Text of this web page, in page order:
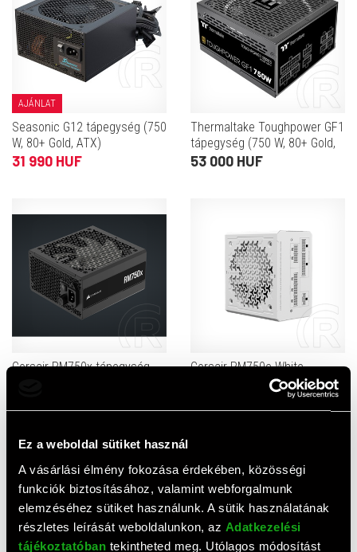
Ez a weboldal sütiket használ
A vásárlási élmény fokozása érdekében, közösségi
funkciók biztosításához, valamint webforgalmunk
elemzéséhez sütiket használunk. A sütik használatának
részletes leírását weboldalunkon, az Adatkezelési
tájékoztatóban tekintheted meg. Utólagos módosítást
AJÁNLAT
Seasonic G12 tápegység (750
W, 80+ Gold, ATX)
31 990 HUF
Thermaltake Toughpower GF1
tápegység (750 W, 80+ Gold,
ATX)
53 000 HUF
Corsair RM750x tápegység
Corsair RM750e White
tápegység (750 W, 80+ Gold,
Értékelések
0,0 (0értékelés) ÉRTÉKELÉS ÍRÁSA